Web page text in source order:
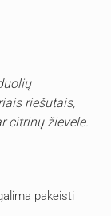
riešutais,
citrinų žievele.
pakeisti